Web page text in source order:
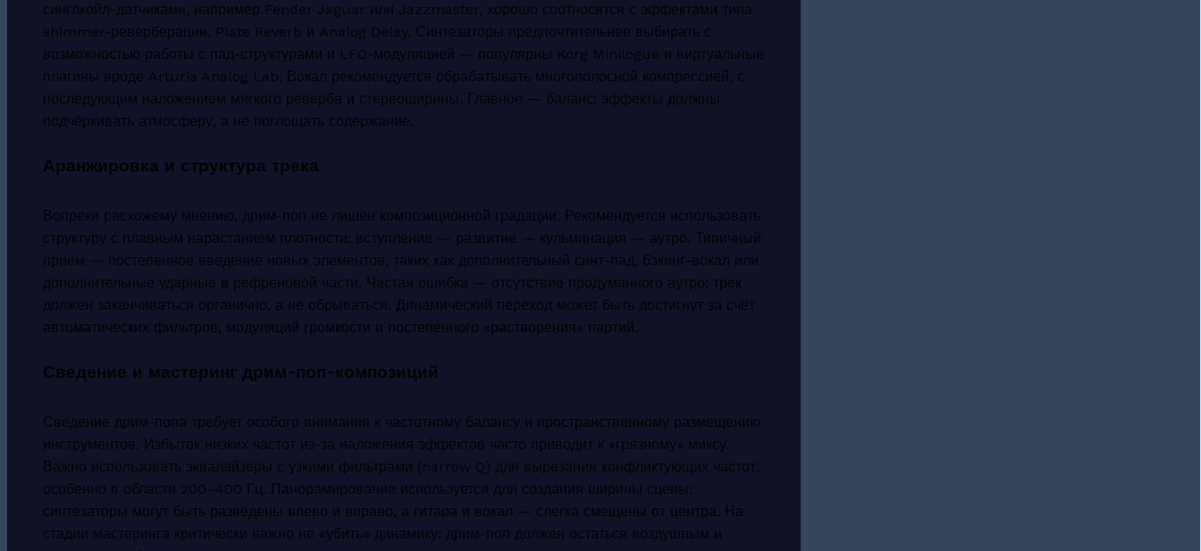
синглкойл-датчиками, например Fender Jaguar или Jazzmaster, хорошо соотносятся с эффектами типа
shimmer-реверберации, Plate Reverb и Analog Delay. Синтезаторы предпочтительнее выбирать с
возможностью работы с пад-структурами и LFO-модуляцией — популярны Korg Minilogue и виртуальные
плагины вроде Arturia Analog Lab. Вокал рекомендуется обрабатывать многополосной компрессией, с
последующим наложением мягкого реверба и стереоширины. Главное — баланс: эффекты должны
подчёркивать атмосферу, а не поглощать содержание.
Аранжировка и структура трека
Вопреки расхожему мнению, дрим-поп не лишён композиционной градации. Рекомендуется использовать
структуру с плавным нарастанием плотности: вступление — развитие — кульминация — аутро. Типичный
приём — постепенное введение новых элементов, таких как дополнительный синт-пад, бэкинг-вокал или
дополнительные ударные в рефреновой части. Частая ошибка — отсутствие продуманного аутро: трек
должен заканчиваться органично, а не обрываться. Динамический переход может быть достигнут за счёт
автоматических фильтров, модуляций громкости и постепенного «растворения» партий.
Сведение и мастеринг дрим-поп-композиций
Сведение дрим-попа требует особого внимания к частотному балансу и пространственному размещению
инструментов. Избыток низких частот из-за наложения эффектов часто приводит к «грязному» миксу.
Важно использовать эквалайзеры с узкими фильтрами (narrow Q) для вырезания конфликтующих частот,
особенно в области 200–400 Гц. Панорамирование используется для создания ширины сцены:
синтезаторы могут быть разведены влево и вправо, а гитара и вокал — слегка смещены от центра. На
стадии мастеринга критически важно не «убить» динамику: дрим-поп должен остаться воздушным и